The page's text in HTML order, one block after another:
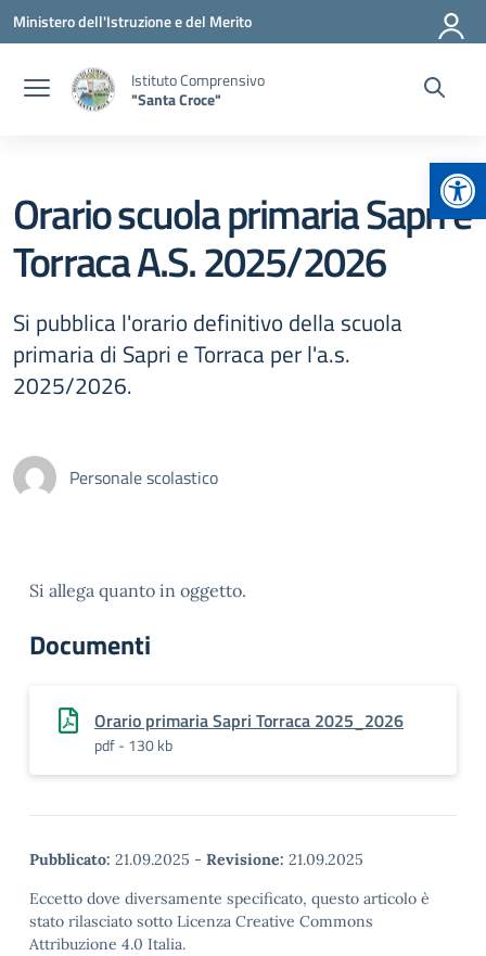
Vai ai contenuti
Vai al menu di navigazione
Vai al footer
Ministero dell'Istruzione e del Merito
Istituto Comprensivo
"Santa Croce"
Orario scuola primaria Sapri e
Torraca A.S. 2025/2026
Si pubblica l'orario definitivo della scuola
primaria di Sapri e Torraca per l'a.s.
2025/2026.
Personale scolastico
Si allega quanto in oggetto.
Documenti
Orario primaria Sapri Torraca 2025_2026
pdf - 130 kb
Pubblicato: 21.09.2025 - Revisione: 21.09.2025
Eccetto dove diversamente specificato, questo articolo è
stato rilasciato sotto Licenza Creative Commons
Attribuzione 4.0 Italia.